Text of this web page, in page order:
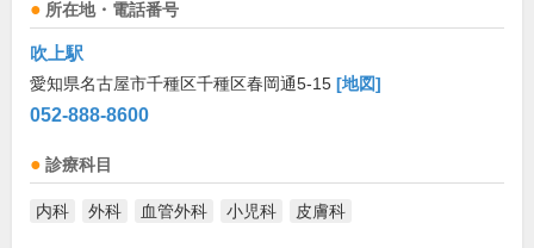
所在地・電話番号
吹上駅
愛知県名古屋市千種区千種区春岡通5-15 [地図]
052-888-8600
診療科目
内科 外科 血管外科 小児科 皮膚科